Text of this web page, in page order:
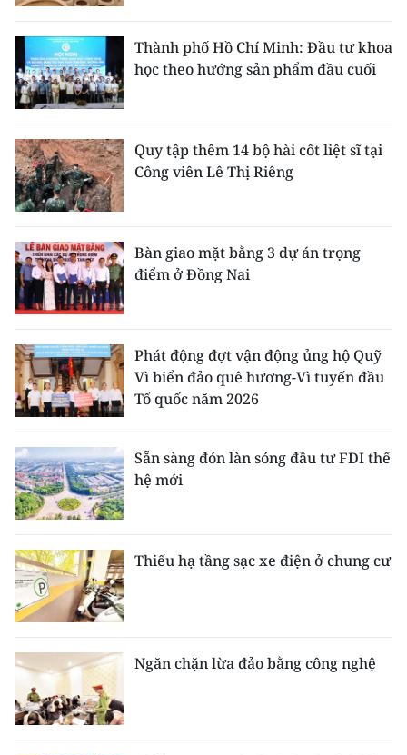
Thành phố Hồ Chí Minh: Đầu tư khoa
học theo hướng sản phẩm đầu cuối
Quy tập thêm 14 bộ hài cốt liệt sĩ tại
Công viên Lê Thị Riêng
Bàn giao mặt bằng 3 dự án trọng
điểm ở Đồng Nai
Phát động đợt vận động ủng hộ Quỹ
Vì biển đảo quê hương-Vì tuyến đầu
Tổ quốc năm 2026
Sẵn sàng đón làn sóng đầu tư FDI thế
hệ mới
Thiếu hạ tầng sạc xe điện ở chung cư
Ngăn chặn lừa đảo bằng công nghệ